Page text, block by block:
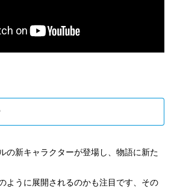
の新キャラクターが登場し、物語に新た
ように展開されるのかも注目です、その